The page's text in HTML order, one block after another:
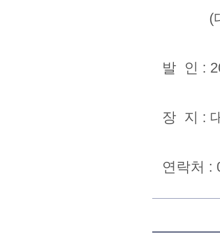
(대전
발 인 :
장 지 :
연락처 :